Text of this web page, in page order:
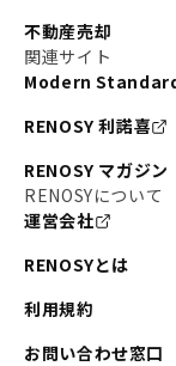
不動産売却
関連サイト
Modern
RENOSY 利諾喜
RENOSY マガジン
RENOSYについて
運営会社
RENOSYとは
利用規約
お問い合わせ窓口